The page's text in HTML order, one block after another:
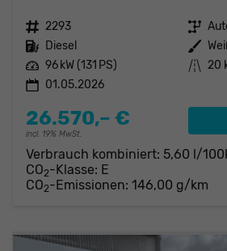
Fahrzeugnr. 2293 Getriebe
Kraftstoff Diesel Außenfarbe
Leistung 96 kW (131 PS) Kilometerstand 20
01.05.2026
26.570,– €
incl. 19% MwSt.
Verbrauch kombiniert: 5,60 l/
CO2-Klasse: E
CO2-Emissionen: 146,00 g/km